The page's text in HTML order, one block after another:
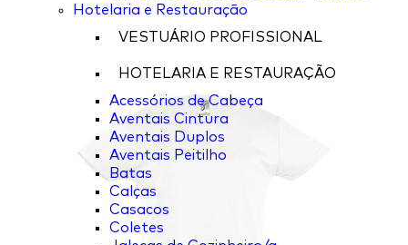
Hotelaria e Restauração
VESTUÁRIO PROFISSIONAL
HOTELARIA E RESTAURAÇÃO
Acessórios de Cabeça
Aventais Cintura
Aventais Duplos
Aventais Peitilho
Batas
Calças
Casacos
Coletes